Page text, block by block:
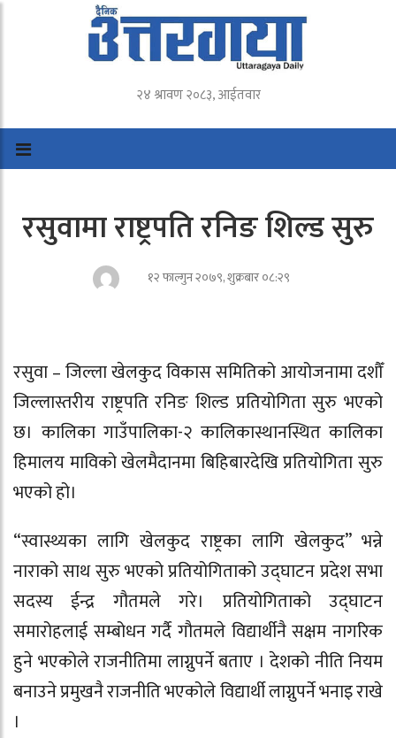
२४ श्रावण २०८३, आईतवार
रसुवामा राष्ट्रपति रनिङ शिल्ड सुरु
१२ फाल्गुन २०७९, शुक्रबार ०८:२९
रसुवा – जिल्ला खेलकुद विकास समितिको आयोजनामा दशौँ
जिल्लास्तरीय राष्ट्रपति रनिङ शिल्ड प्रतियोगिता सुरु भएको
छ। कालिका गाउँपालिका-२ कालिकास्थानस्थित कालिका
हिमालय माविको खेलमैदानमा बिहिबारदेखि प्रतियोगिता सुरु
भएको हो।
“स्वास्थ्यका लागि खेलकुद राष्ट्रका लागि खेलकुद” भन्ने
नाराको साथ सुरु भएको प्रतियोगिताको उद्घाटन प्रदेश सभा
सदस्य ईन्द्र गौतमले गरे। प्रतियोगिताको उद्घाटन
समारोहलाई सम्बोधन गर्दै गौतमले विद्यार्थीनै सक्षम नागरिक
हुने भएकोले राजनीतिमा लाग्नुपर्ने बताए । देशको नीति नियम
बनाउने प्रमुखनै राजनीति भएकोले विद्यार्थी लाग्नुपर्ने भनाइ राखे
।